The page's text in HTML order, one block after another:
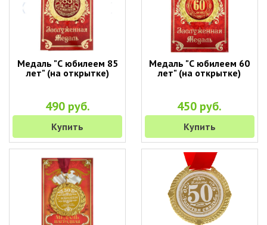
Медаль "С юбилеем 85
лет" (на открытке)
490 руб.
Купить
Медаль "С юбилеем 60
лет" (на открытке)
450 руб.
Купить